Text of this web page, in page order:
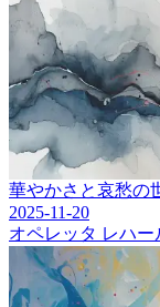
華やかさと哀愁の
2025-11-20
オペレッタ レハー